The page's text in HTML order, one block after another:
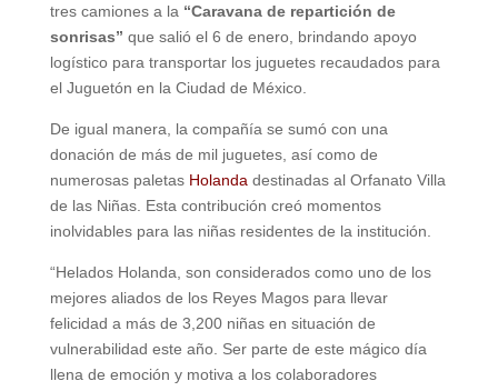
tres camiones a la “Caravana de repartición de
sonrisas” que salió el 6 de enero, brindando apoyo
logístico para transportar los juguetes recaudados para
el Juguetón en la Ciudad de México.
De igual manera, la compañía se sumó con una
donación de más de mil juguetes, así como de
numerosas paletas Holanda destinadas al Orfanato Villa
de las Niñas. Esta contribución creó momentos
inolvidables para las niñas residentes de la institución.
“Helados Holanda, son considerados como uno de los
mejores aliados de los Reyes Magos para llevar
felicidad a más de 3,200 niñas en situación de
vulnerabilidad este año. Ser parte de este mágico día
llena de emoción y motiva a los colaboradores